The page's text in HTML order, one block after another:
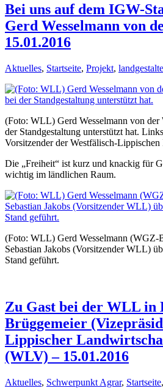
Bei uns auf dem IGW-
Gerd Wesselmann von
15.01.2016
Aktuelles, Startseite, Projekt,
(Foto: WLL) Gerd Wesselmann von
der Standgestaltung unterstützt hat.
Vorsitzender der Westfälisch-
Die „Freiheit“ ist kurz und knackig für
wichtig im ländlichen Raum.
(Foto: WLL) Gerd Wesselmann (WGZ-
Sebastian Jakobs (Vorsitzender WLL)
Stand geführt.
Zu Gast bei der WLL
Brüggemeier
Lippischer
(WLV) – 15.01.2016
Aktuelles, Schwerpunkt Agrar, Startseite,